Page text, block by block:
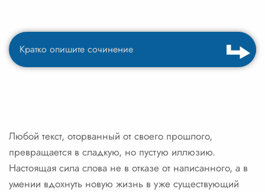
Любой текст, оторванный от своего прошлого,
превращается в сладкую, но пустую иллюзию.
Настоящая сила слова не в отказе от написанного, а в
умении вдохнуть новую жизнь в уже существующий